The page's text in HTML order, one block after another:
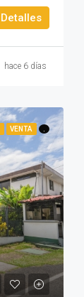
Detalles
hace 6 días
VENTA